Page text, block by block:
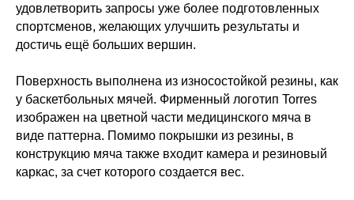
удовлетворить запросы уже более подготовленных
спортсменов, желающих улучшить результаты и
достичь ещё больших вершин.
Поверхность выполнена из износостойкой резины, как
у баскетбольных мячей. Фирменный логотип Torres
изображен на цветной части медицинского мяча в
виде паттерна. Помимо покрышки из резины, в
конструкцию мяча также входит камера и резиновый
каркас, за счет которого создается вес.